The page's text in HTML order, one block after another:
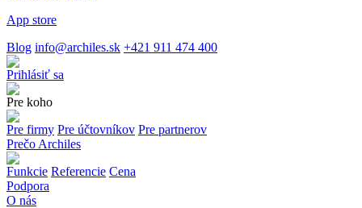
App store
Blog info@archiles.sk +421 911 474 400
Prihlásiť sa
Pre koho
Pre firmy Pre účtovníkov Pre partnerov
Prečo Archiles
Funkcie Referencie Cena
Podpora
O nás